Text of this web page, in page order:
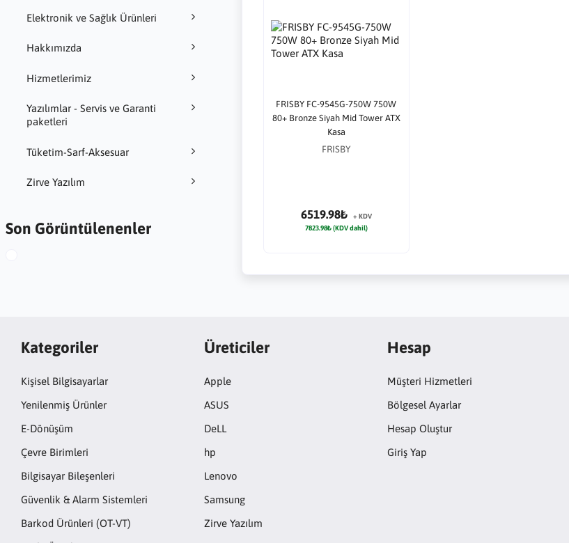
Elektronik ve Sağlık Ürünleri
Hakkımızda
Hizmetlerimiz
Yazılımlar - Servis ve Garanti
paketleri
Tüketim-Sarf-Aksesuar
Zirve Yazılım
Son Görüntülenenler
FRISBY FC-9545G-750W 750W
80+ Bronze Siyah Mid Tower ATX
Kasa
FRISBY
6519.98₺
+ KDV
7823.98₺ (KDV dahil)
Kategoriler
Kişisel Bilgisayarlar
Yenilenmiş Ürünler
E-Dönüşüm
Çevre Birimleri
Bilgisayar Bileşenleri
Güvenlik & Alarm Sistemleri
Barkod Ürünleri (OT-VT)
Üreticiler
Apple
ASUS
DeLL
hp
Lenovo
Samsung
Zirve Yazılım
Hesap
Müşteri Hizmetleri
Bölgesel Ayarlar
Hesap Oluştur
Giriş Yap